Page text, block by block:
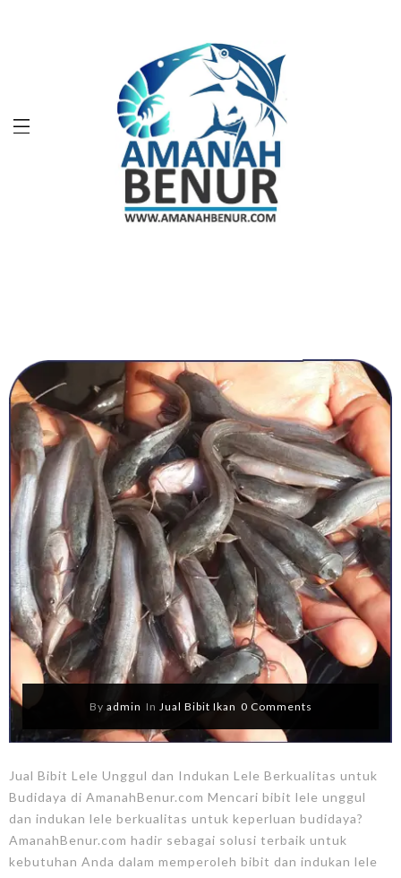
By admin In Jual Bibit Ikan 0 Comments
Jual Bibit Lele Unggul dan Indukan Lele Berkualitas untuk
Budidaya di AmanahBenur.com Mencari bibit lele unggul
dan indukan lele berkualitas untuk keperluan budidaya?
AmanahBenur.com hadir sebagai solusi terbaik untuk
kebutuhan Anda dalam memperoleh bibit dan indukan lele